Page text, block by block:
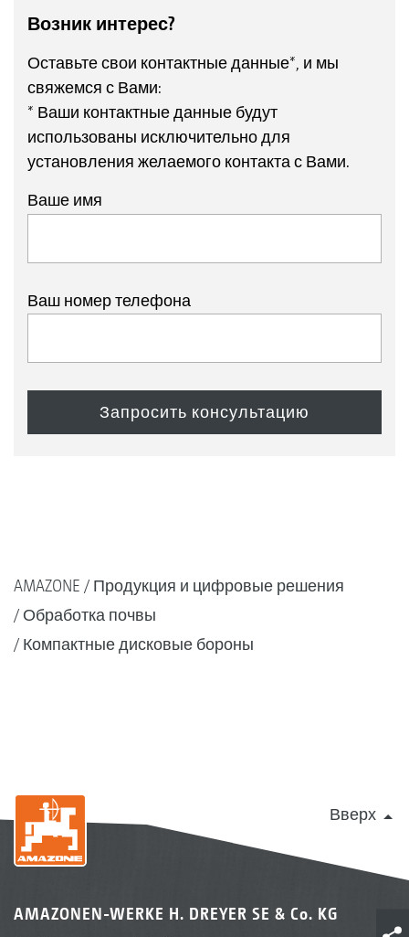
Возник интерес?
Оставьте свои контактные данные*, и мы
свяжемся с Вами:
* Ваши контактные данные будут
использованы исключительно для
установления желаемого контакта с Вами.
Ваше имя
Ваш номер телефона
AMAZONE
Продукция и цифровые решения
Обработка почвы
Компактные дисковые бороны
Вверх
AMAZONEN-WERKE H. DREYER SE & Co. KG